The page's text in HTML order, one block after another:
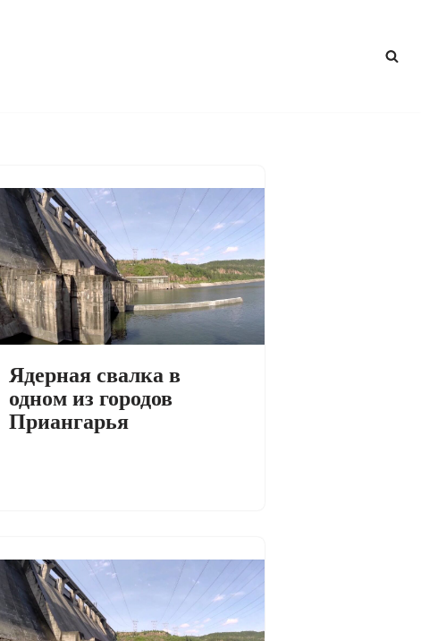
Ядерная свалка в
одном из городов
Приангарья